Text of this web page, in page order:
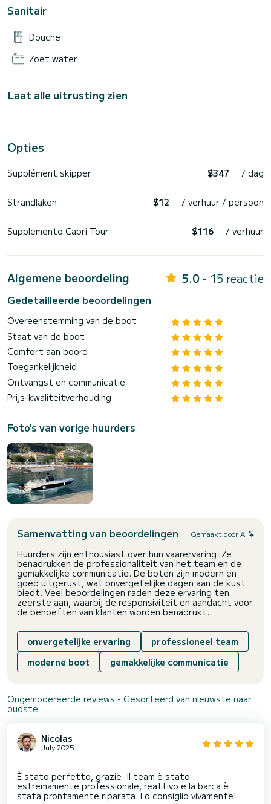
Sanitair
Douche
Zoet water
Laat alle uitrusting zien
Opties
Supplément skipper $347 / dag
Strandlaken $12 / verhuur / persoon
Supplemento Capri Tour $116 / verhuur
Algemene beoordeling 5.0 - 15 reactie
Gedetailleerde beoordelingen
Overeenstemming van de boot
Staat van de boot
Comfort aan boord
Toegankelijkheid
Ontvangst en communicatie
Prijs-kwaliteitverhouding
Foto's van vorige huurders
Samenvatting van beoordelingen Gemaakt door AI
Huurders zijn enthousiast over hun vaarervaring. Ze
benadrukken de professionaliteit van het team en de
gemakkelijke communicatie. De boten zijn modern en
goed uitgerust, wat onvergetelijke dagen aan de kust
biedt. Veel beoordelingen raden deze ervaring ten
zeerste aan, waarbij de responsiviteit en aandacht voor
de behoeften van klanten worden benadrukt.
onvergetelijke ervaring
professioneel team
moderne boot
gemakkelijke communicatie
Ongemodereerde reviews - Gesorteerd van nieuwste naar
oudste
Nicolas
July 2025
È stato perfetto, grazie. Il team è stato
estremamente professionale, reattivo e la barca è